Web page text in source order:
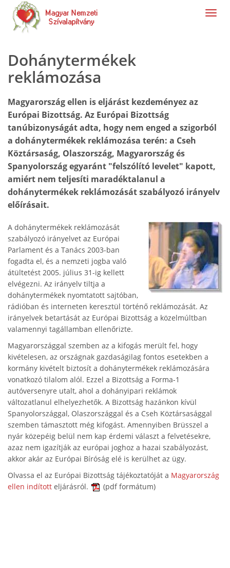
Dohánytermékek
reklámozása
Magyarország ellen is eljárást kezdeményez az
Európai Bizottság. Az Európai Bizottság
tanúbizonyságát adta, hogy nem enged a szigorból
a dohánytermékek reklámozása terén: a Cseh
Köztársaság, Olaszország, Magyarország és
Spanyolország egyaránt "felszólító levelet" kapott,
amiért nem teljesíti maradéktalanul a
dohánytermékek reklámozását szabályozó irányelv
előírásait.
A dohánytermékek reklámozását
szabályozó irányelvet az Európai
Parlament és a Tanács 2003-ban
fogadta el, és a nemzeti jogba való
átültetést 2005. július 31-ig kellett
elvégezni. Az irányelv tiltja a
dohánytermékek nyomtatott sajtóban,
rádióban és interneten keresztül történő reklámozását. Az
irányelvek betartását az Európai Bizottság a közelmúltban
valamennyi tagállamban ellenőrizte.
Magyarországgal szemben az a kifogás merült fel, hogy
kivételesen, az országnak gazdaságilag fontos esetekben a
kormány kivételt biztosít a dohánytermékek reklámozására
vonatkozó tilalom alól. Ezzel a Bizottság a Forma-1
autóversenyre utalt, ahol a dohányipari reklámok
változatlanul elhelyezhetők. A Bizottság hazánkon kívül
Spanyolországgal, Olaszországgal és a Cseh Köztársasággal
szemben támasztott még kifogást. Amennyiben Brüsszel a
nyár közepéig belül nem kap érdemi választ a felvetésekre,
azaz nem igazítják az európai joghoz a hazai szabályozást,
akkor akár az Európai Bíróság elé is kerülhet az ügy.
Olvassa el az Európai Bizottság tájékoztatóját a Magyarország
ellen indított eljárásról. (pdf formátum)